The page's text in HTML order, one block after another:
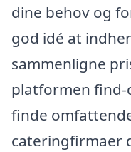
dine behov og
god idé at
sammenligne
platformen
finde
cateringfirmaer